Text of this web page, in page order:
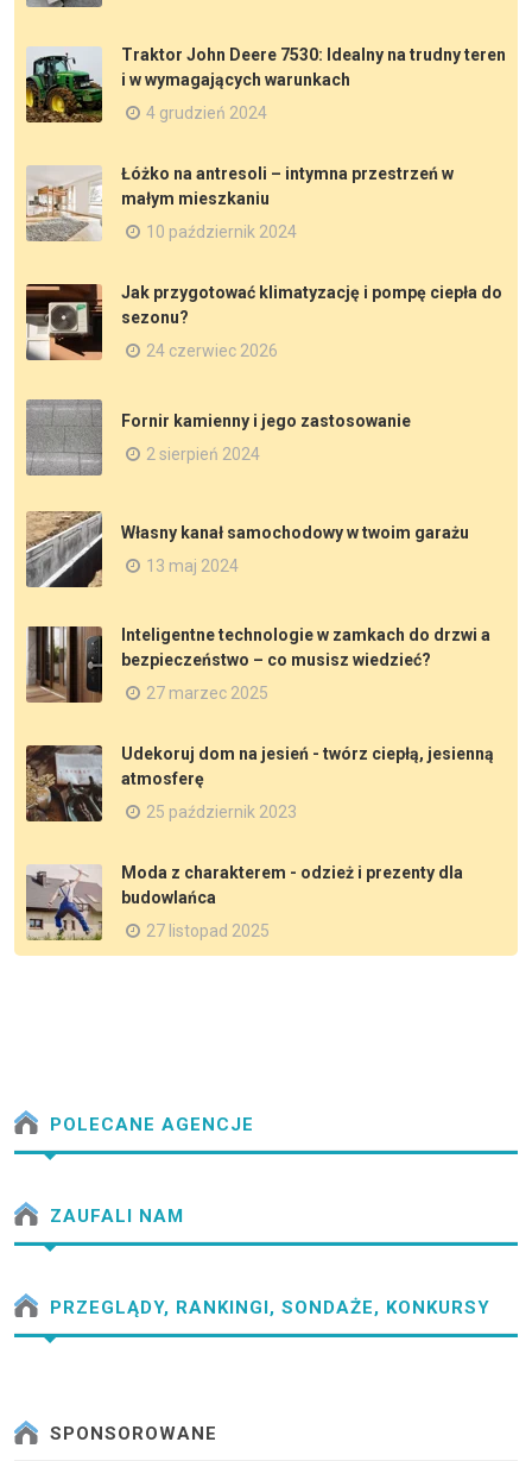
Traktor John Deere 7530: Idealny na trudny teren
i w wymagających warunkach
4 grudzień 2024
Łóżko na antresoli – intymna przestrzeń w
małym mieszkaniu
10 październik 2024
Jak przygotować klimatyzację i pompę ciepła do
sezonu?
24 czerwiec 2026
Fornir kamienny i jego zastosowanie
2 sierpień 2024
Własny kanał samochodowy w twoim garażu
13 maj 2024
Inteligentne technologie w zamkach do drzwi a
bezpieczeństwo – co musisz wiedzieć?
27 marzec 2025
Udekoruj dom na jesień - twórz ciepłą, jesienną
atmosferę
25 październik 2023
Moda z charakterem - odzież i prezenty dla
budowlańca
27 listopad 2025
POLECANE AGENCJE
ZAUFALI NAM
PRZEGLĄDY, RANKINGI, SONDAŻE, KONKURSY
SPONSOROWANE